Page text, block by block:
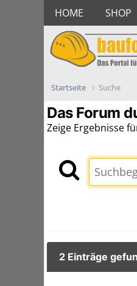
HOME SHOP
Startseite Suche
Das Forum
Zeige Ergebnisse
2 Einträge